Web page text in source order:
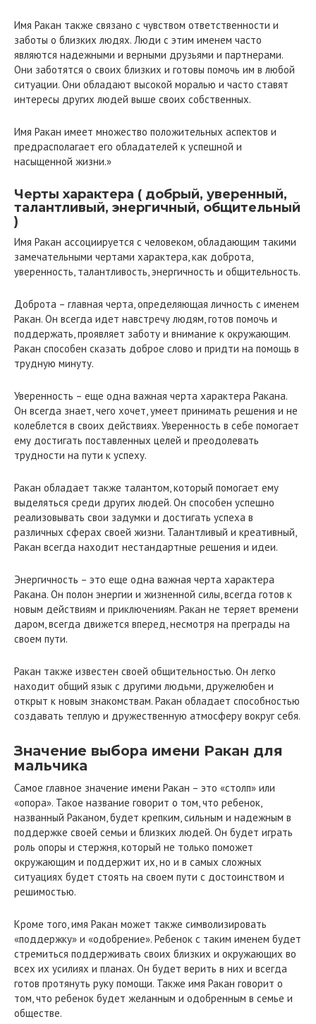
Имя Ракан также связано с чувством ответственности и
заботы о близких людях. Люди с этим именем часто
являются надежными и верными друзьями и партнерами.
Они заботятся о своих близких и готовы помочь им в любой
ситуации. Они обладают высокой моралью и часто ставят
интересы других людей выше своих собственных.
Имя Ракан имеет множество положительных аспектов и
предрасполагает его обладателей к успешной и
насыщенной жизни.»
Черты характера ( добрый, уверенный,
талантливый, энергичный, общительный
)
Имя Ракан ассоциируется с человеком, обладающим такими
замечательными чертами характера, как доброта,
уверенность, талантливость, энергичность и общительность.
Доброта – главная черта, определяющая личность с именем
Ракан. Он всегда идет навстречу людям, готов помочь и
поддержать, проявляет заботу и внимание к окружающим.
Ракан способен сказать доброе слово и придти на помощь в
трудную минуту.
Уверенность – еще одна важная черта характера Ракана.
Он всегда знает, чего хочет, умеет принимать решения и не
колеблется в своих действиях. Уверенность в себе помогает
ему достигать поставленных целей и преодолевать
трудности на пути к успеху.
Ракан обладает также талантом, который помогает ему
выделяться среди других людей. Он способен успешно
реализовывать свои задумки и достигать успеха в
различных сферах своей жизни. Талантливый и креативный,
Ракан всегда находит нестандартные решения и идеи.
Энергичность – это еще одна важная черта характера
Ракана. Он полон энергии и жизненной силы, всегда готов к
новым действиям и приключениям. Ракан не теряет времени
даром, всегда движется вперед, несмотря на преграды на
своем пути.
Ракан также известен своей общительностью. Он легко
находит общий язык с другими людьми, дружелюбен и
открыт к новым знакомствам. Ракан обладает способностью
создавать теплую и дружественную атмосферу вокруг себя.
Значение выбора имени Ракан для
мальчика
Самое главное значение имени Ракан – это «столп» или
«опора». Такое название говорит о том, что ребенок,
названный Раканом, будет крепким, сильным и надежным в
поддержке своей семьи и близких людей. Он будет играть
роль опоры и стержня, который не только поможет
окружающим и поддержит их, но и в самых сложных
ситуациях будет стоять на своем пути с достоинством и
решимостью.
Кроме того, имя Ракан может также символизировать
«поддержку» и «одобрение». Ребенок с таким именем будет
стремиться поддерживать своих близких и окружающих во
всех их усилиях и планах. Он будет верить в них и всегда
готов протянуть руку помощи. Также имя Ракан говорит о
том, что ребенок будет желанным и одобренным в семье и
обществе.